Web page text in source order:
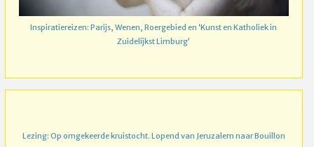
Inspiratiereizen: Parijs, Wenen, Roergebied en ‘Kunst en Katholiek in
Zuidelijkst Limburg’
Lezing: Op omgekeerde kruistocht. Lopend van Jeruzalem naar Bouillon